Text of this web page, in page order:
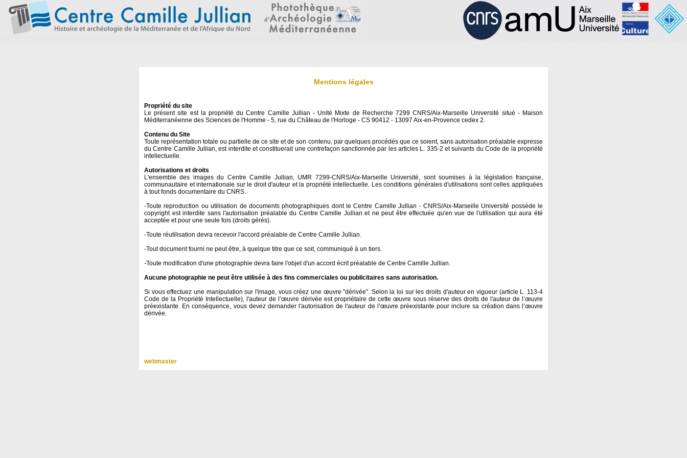
Mentions légales
Propriété du site
Le présent site est la propriété du Centre Camille Jullian - Unité Mixte de Recherche 7299 CNRS/Aix-Marseille Université situé - Maison
Méditerranéenne des Sciences de l'Homme - 5, rue du Château de l'Horloge - CS 90412 - 13097 Aix-en-Provence cedex 2.
Contenu du Site
Toute représentation totale ou partielle de ce site et de son contenu, par quelques procédés que ce soient, sans autorisation préalable expresse
du Centre Camille Jullian, est interdite et constituerait une contrefaçon sanctionnée par les articles L. 335-2 et suivants du Code de la propriété
intellectuelle.
Autorisations et droits
L'ensemble des images du Centre Camille Jullian, UMR 7299-CNRS/Aix-Marseille Université, sont soumises à la législation française,
communautaire et internationale sur le droit d'auteur et la propriété intellectuelle. Les conditions générales d'utilisations sont celles appliquées
à tout fonds documentaire du CNRS.
-Toute reproduction ou utilisation de documents photographiques dont le Centre Camille Jullian - CNRS/Aix-Marseille Université possède le
copyright est interdite sans l'autorisation préalable du Centre Camille Jullian et ne peut être effectuée qu'en vue de l'utilisation qui aura été
acceptée et pour une seule fois (droits gérés).
-Toute réutilisation devra recevoir l'accord préalable de Centre Camille Jullian.
-Tout document fourni ne peut être, à quelque titre que ce soit, communiqué à un tiers.
-Toute modification d'une photographie devra faire l'objet d'un accord écrit préalable de Centre Camille Jullian.
Aucune photographie ne peut être utilisée à des fins commerciales ou publicitaires sans autorisation.
Si vous effectuez une manipulation sur l'image, vous créez une œuvre "dérivée". Selon la loi sur les droits d'auteur en vigueur (article L. 113-4
Code de la Propriété Intellectuelle), l'auteur de l’œuvre dérivée est propriétaire de cette œuvre sous réserve des droits de l'auteur de l’œuvre
préexistante. En conséquence, vous devez demander l'autorisation de l'auteur de l’œuvre préexistante pour inclure sa création dans l’œuvre
dérivée.
webmaster